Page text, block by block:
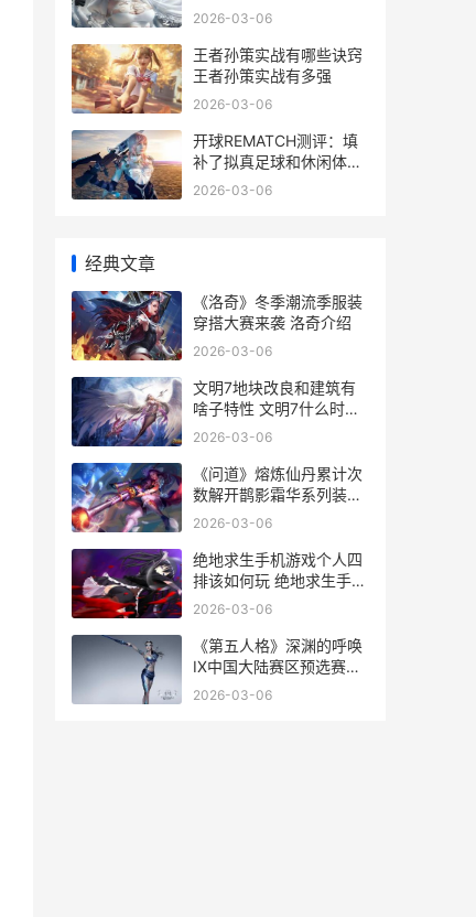
之泪依盖队套装怎么获得
2026-03-06
王者孙策实战有哪些诀窍
王者孙策实战有多强
2026-03-06
开球REMATCH测评：填
补了拟真足球和休闲体育
之间的空白 开球怎么开
2026-03-06
经典文章
《洛奇》冬季潮流季服装
穿搭大赛来袭 洛奇介绍
2026-03-06
文明7地块改良和建筑有
啥子特性 文明7什么时候
出发布
2026-03-06
《问道》熔炼仙丹累计次
数解开鹊影霜华系列装扮
问道熔炼宝宝怎么做才能
2026-03-06
绝地求生手机游戏个人四
排该如何玩 绝地求生手机
下载安装端游
2026-03-06
《第五人格》深渊的呼唤
IX中国大陆赛区预选赛拉
开序幕 第五人格深渊9什
2026-03-06